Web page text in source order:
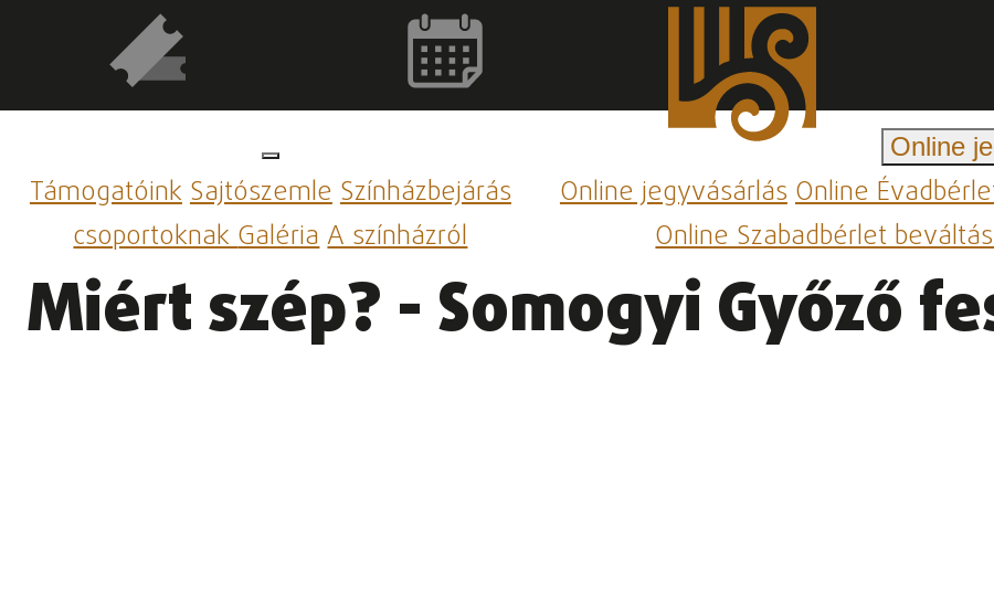
TámogatóinkSajtószemleSzínházbejárás
csoportoknakGalériaA színházról
Online
Online jegyvásárlásOnline
Online Szabadbérlet
Miért szép? - Somogyi Győző